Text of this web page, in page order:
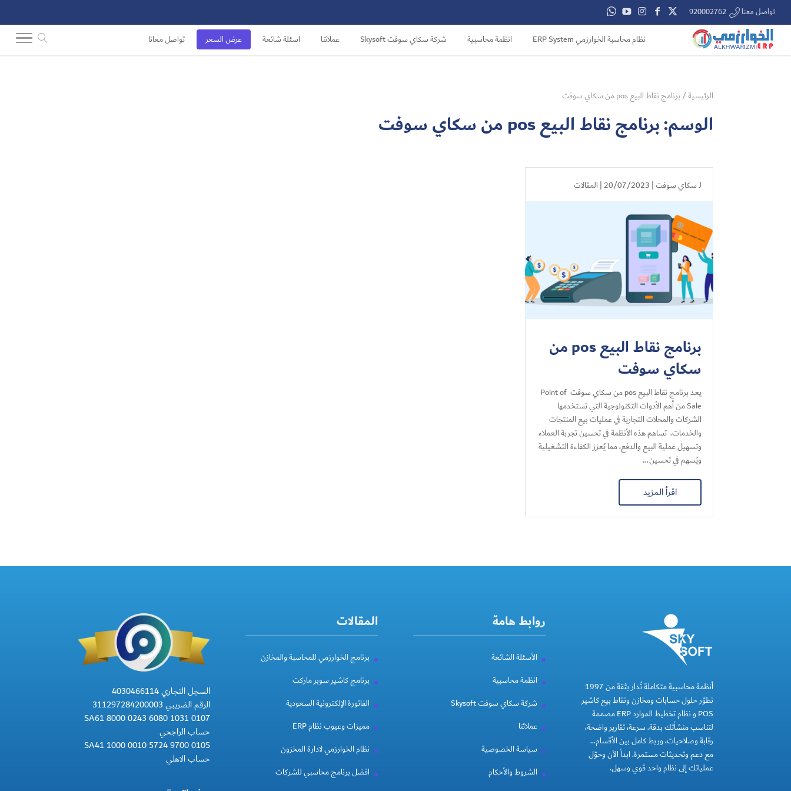
تواصل معنا 920002762
نظام محاسبة الخوارزمي ERP System انظمة محاسبية شركة سكاي سوفت Skysoft عملائنا اسئلة شائعة عرض السعر تواصل معانا
الرئيسية/ برنامج نقاط البيع pos من سكاي سوفت
الوسم:برنامج نقاط البيع pos من سكاي سوفت
لـسكاي سوفت| 20/07/2023 | المقالات
برنامج نقاط البيع pos من
سكاي سوفت
يعد برنامج نقاط البيع pos من سكاي سوفت Point of
Sale من أهم الأدوات التكنولوجية التي تستخدمها
الشركات والمحلات التجارية في عمليات بيع المنتجات
والخدمات. تساهم هذه الأنظمة في تحسين تجربة العملاء
وتسهيل عملية البيع والدفع، مما يُعزز الكفاءة التشغيلية
ويُسهم في تحسين...
اقرأ المزيد
أنظمة محاسبية متكاملة تُدار بثقة من 1997
نطوّر حلول حسابات ومخازن ونقاط بيع كاشير
POS و نظام تخطيط الموارد ERP مصممة
لتناسب منشأتك بدقة. سرعة، تقارير واضحة،
رقابة وصلاحيات، وربط كامل بين الأقسام…
مع دعم وتحديثات مستمرة. ابدأ الآن وحوّل
عملياتك إلى نظام واحد قوي وسهل.
روابط هامة
الأسئلة الشائعة
انظمة محاسبية
شركة سكاي سوفت Skysoft
عملائنا
سياسة الخصوصية
الشروط والأحكام
المقالات
برنامج الخوارزمي للمحاسبة والمخازن
برنامج كاشير سوبر ماركت
الفاتورة الإلكترونية السعودية
مميزات وعيوب نظام ERP
نظام الخوارزمي لادارة المخزون
افضل برنامج محاسبي للشركات
السجل التجاري 4030466114
الرقم الضريبي 311297284200003
SA61 8000 0243 6080 1031 0107
حساب الراجحي
SA41 1000 0010 5724 9700 0105
حساب الاهلي